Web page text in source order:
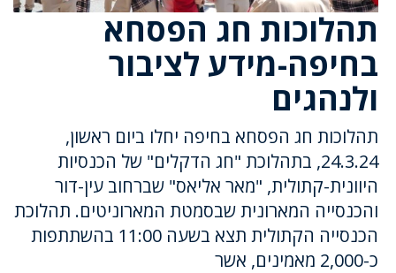
תהלוכות חג הפסחא
בחיפה-מידע לציבור
ולנהגים
תהלוכות חג הפסחא בחיפה יחלו ביום ראשון,
24.3.24, בתהלוכת "חג הדקלים" של הכנסיות
היוונית-קתולית, "מאר אליאס" שברחוב עין-דור
והכנסייה המארונית שבסמטת המארוניטים. תהלוכת
הכנסייה הקתולית תצא בשעה 11:00 בהשתתפות
כ-2,000 מאמינים, אשר